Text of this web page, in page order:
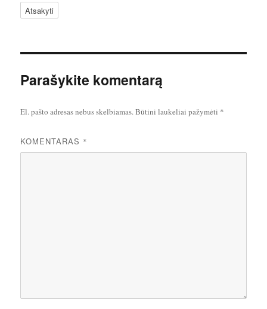
Atsakyti
Parašykite komentarą
El. pašto adresas nebus skelbiamas.Būtini laukeliai pažymėti *
KOMENTARAS *